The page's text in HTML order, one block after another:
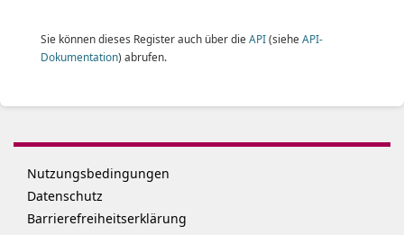
Sie können dieses Register auch über die API(siehe API-
Dokumentation) abrufen.
Nutzungsbedingungen
Datenschutz
Barrierefreiheitserklärung